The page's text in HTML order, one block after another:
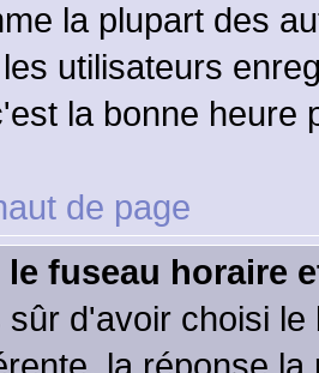
la plupart des
utilisateurs
la bonne heure
de page
le fuseau horaire
sûr d'avoir choisi